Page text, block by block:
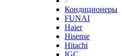
Кондиционеры
FUNAI
Haier
Hisense
Hitachi
IGC